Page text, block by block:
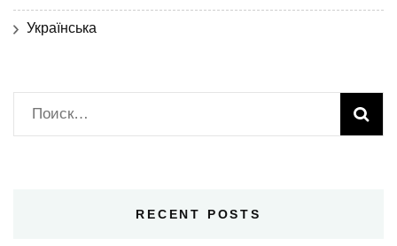
Українська
Найти:
RECENT POSTS